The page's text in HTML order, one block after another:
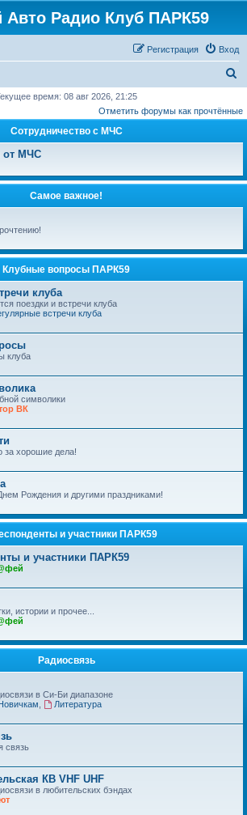
Авто Радио Клуб ПАРК59
Вход
Регистрация
и
время: 08 авг 2026, 21:25
Отметить форумы как прочтённые
Сотрудничество с МЧС
от МЧС
Самое важное!
Клубные вопросы ПАРК59
клуба
поездки и встречи клуба
встречи клуба
клуба
символики
ВК
за хорошие дела!
Рождения и другими праздниками!
и участники ПАРК59
и участники ПАРК59
истории и прочее...
Радиосвязь
в Си-Би диапазоне
Литература
связь
КВ VHF UHF
в любительских бэндах